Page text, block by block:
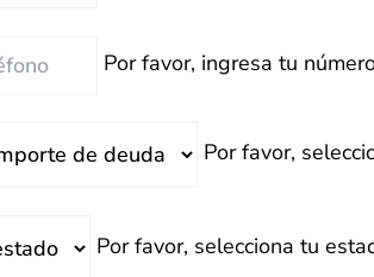
Por favor, ingresa tu
Por favor,
Por favor, selecciona tu